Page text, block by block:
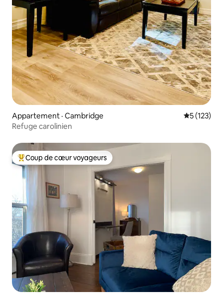
Appartement · Cambridge Note
5 (123)
Refuge carolinien
Coup de cœur voyageurs parmi les plus aimés
Coup de cœur voyageurs